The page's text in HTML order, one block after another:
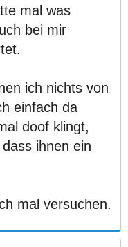
mal was
bei mir
ich nichts von
einfach da
doof klingt,
ihnen ein
mal versuchen.